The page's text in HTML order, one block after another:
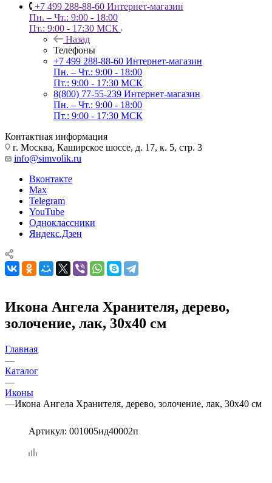
+7 499 288-88-60 Интернет-магазин
Пн. – Чт.: 9:00 - 18:00
Пт.: 9:00 - 17:30 МСК
Назад
Телефоны
+7 499 288-88-60 Интернет-магазин
Пн. – Чт.: 9:00 - 18:00
Пт.: 9:00 - 17:30 МСК
8(800) 77-55-239 Интернет-магазин
Пн. – Чт.: 9:00 - 18:00
Пт.: 9:00 - 17:30 МСК
Контактная информация
г. Москва, Каширское шоссе, д. 17, к. 5, стр. 3
info@simvolik.ru
Вконтакте
Max
Telegram
YouTube
Одноклассники
Яндекс.Дзен
Икона Ангела Хранителя, дерево,
золочение, лак, 30х40 см
Главная
—
Каталог
—
Иконы
—Икона Ангела Хранителя, дерево, золочение, лак, 30х40 см
Артикул: 001005ид40002п